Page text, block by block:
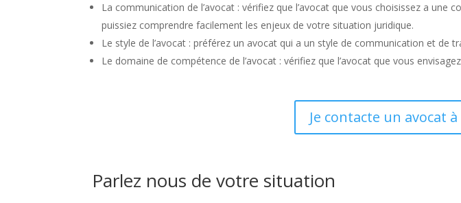
La communication de l’avocat : vérifiez que l’avocat que vous choisissez a
puissiez comprendre facilement les enjeux de votre situation juridique.
Le style de l’avocat : préférez un avocat qui a un style de communication et
Le domaine de compétence de l’avocat : vérifiez que l’avocat que vous
Je contacte un avocat
Parlez nous de votre situation